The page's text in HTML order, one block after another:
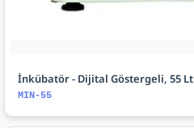
İnkübatör - Dijital Göstergeli, 55 Lt
MIN-55